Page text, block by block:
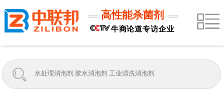
高性能杀菌剂
牛商论道专访企业